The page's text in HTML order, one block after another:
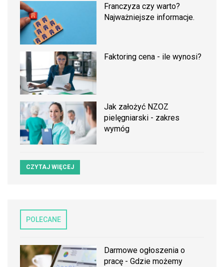
Franczyza czy warto?
Najważniejsze informacje.
Faktoring cena - ile wynosi?
Jak założyć NZOZ
pielęgniarski - zakres
wymóg
CZYTAJ WIĘCEJ
POLECANE
Darmowe ogłoszenia o
pracę - Gdzie możemy